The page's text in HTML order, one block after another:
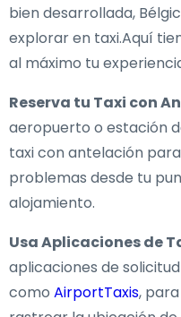
bien desarrollada,
explorar en taxi.Aquí
al máximo tu
Reserva tu Taxi con
aeropuerto o estación
taxi con antelación
problemas desde tu
alojamiento.
Usa Aplicaciones de
aplicaciones de
como AirportTaxis,